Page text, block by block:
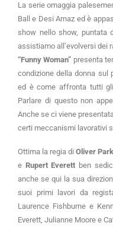
La serie omaggia
Ball e Desi Arnaz ed è
show nello show, puntata
assistiamo all’evolversi dei
“Funny Woman” presenta
condizione della donna sul
ed è come affronta tutti
Parlare di questo non
Anche se ci viene
certi meccanismi lavorativi
Ottima la regia diOliver
e Rupert Everett ben
anche se qui la sua
suoi primi lavori da
Laurence Fishburne e
Everett, Julianne Moore e